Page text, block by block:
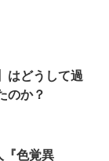
はどうして過
のか？
『色覚異